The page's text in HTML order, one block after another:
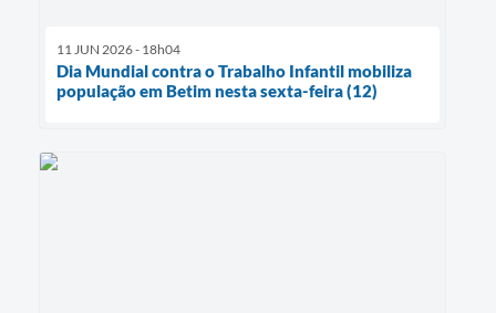
11 JUN 2026 - 18h04
Dia Mundial contra o Trabalho Infantil mobiliza
população em Betim nesta sexta-feira (12)